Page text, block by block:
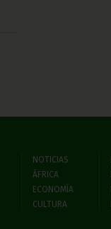
NOTICIAS
ÁFRICA
ECONOMÍA
CULTURA